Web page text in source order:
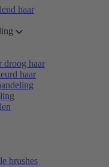
haar
droog haar
haar
brushes